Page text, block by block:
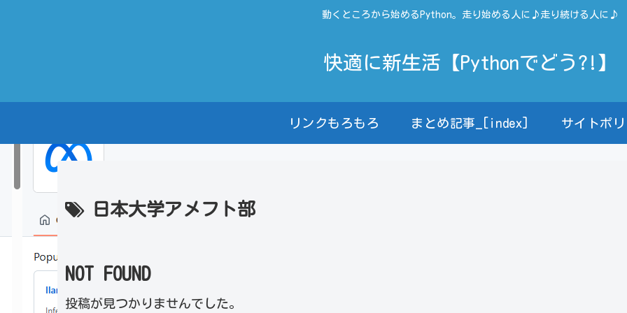
動くところから始めるPython。走り始める人に♪走り続ける人に♪
快適に新生活【Pythonでどう?!】
リンクもろもろ まとめ記事_[index] サイトポ
日本大学アメフト部
NOT FOUND
投稿が見つかりませんでした。